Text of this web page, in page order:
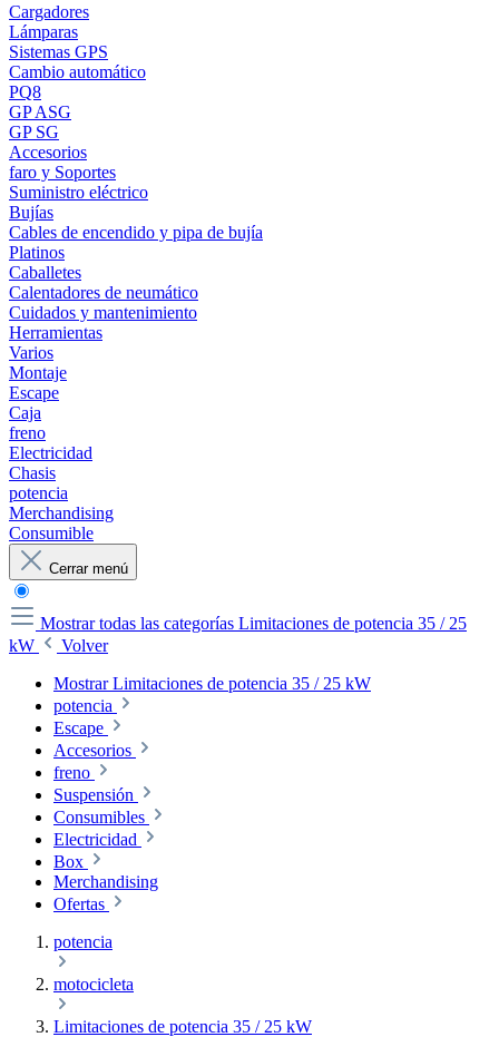
Cargadores
Lámparas
Sistemas GPS
Cambio automático
PQ8
GP ASG
GP SG
Accesorios
faro y Soportes
Suministro eléctrico
Bujías
Cables de encendido y pipa de bujía
Platinos
Caballetes
Calentadores de neumático
Cuidados y mantenimiento
Herramientas
Varios
Montaje
Escape
Caja
freno
Electricidad
Chasis
potencia
Merchandising
Consumible
Cerrar menú
Mostrar todas las categorías Limitaciones de potencia 35 / 25
kW
Volver
Mostrar Limitaciones de potencia 35 / 25 kW
potencia
Escape
Accesorios
freno
Suspensión
Consumibles
Electricidad
Box
Merchandising
Ofertas
potencia
motocicleta
Limitaciones de potencia 35 / 25 kW